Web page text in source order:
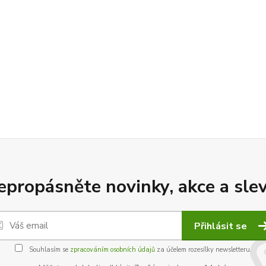
novinky, akce a
Přihlásit se
Souhlasím se zpracováním osobních údajůza účelem rozesílky newsletteru.